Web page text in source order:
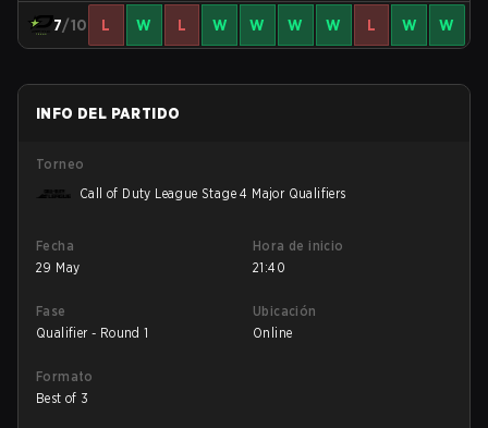
7/10 L W L W W W W L W W
INFO DEL PARTIDO
Torneo
Call of Duty League Stage 4 Major Qualifiers
Fecha
29 May
Hora de inicio
21:40
Fase
Qualifier - Round 1
Ubicación
Online
Formato
Best of 3